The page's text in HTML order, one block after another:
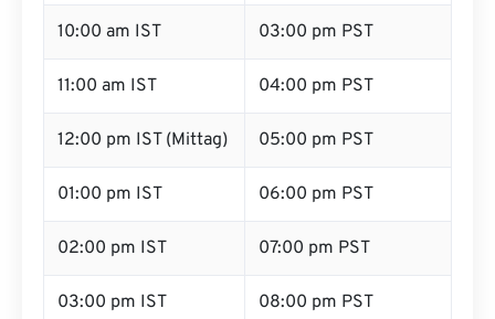
10:00 am IST 03:00 pm PST
11:00 am IST 04:00 pm PST
12:00 pm IST (Mittag) 05:00 pm PST
01:00 pm IST 06:00 pm PST
02:00 pm IST 07:00 pm PST
03:00 pm IST 08:00 pm PST